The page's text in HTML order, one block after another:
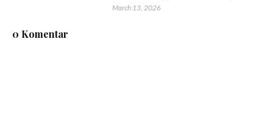
March 13, 2026
0 Komentar